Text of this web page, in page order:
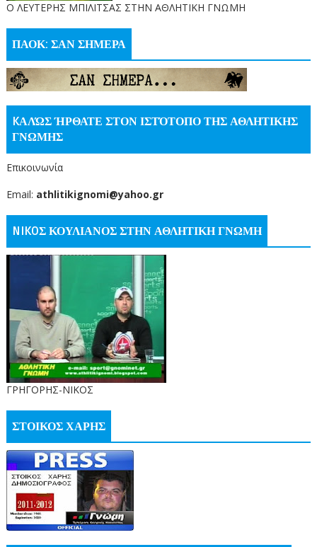
O ΛΕΥΤΕΡΗΣ ΜΠΙΛΙΤΣΑΣ ΣΤΗΝ ΑΘΛΗΤΙΚΗ ΓΝΩΜΗ
ΠΑΟΚ: ΣΑΝ ΣΗΜΕΡΑ
KΑΛΏΣ ΉΡΘΑΤΕ ΣΤΟΝ ΙΣΤΌΤΟΠΟ ΤΗΣ ΑΘΛΗΤΙΚΗΣ
ΓΝΩΜΗΣ
Επικοινωνία
Email: athlitikignomi@yahoo.gr
NIKOΣ ΚΟΥΛΙΑΝΟΣ ΣΤΗΝ ΑΘΛΗΤΙΚΗ ΓΝΩΜΗ
ΓΡΗΓΟΡΗΣ-ΝΙΚΟΣ
ΣΤΟΙΚΟΣ ΧΑΡΗΣ